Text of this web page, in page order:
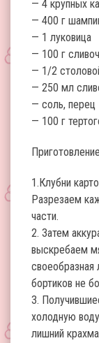
— 4 крупных
— 400 г
— 1 луковица
— 100 г
— 1/2
— 250 мл
— соль, перец
— 100 г
1.Клубни
Разрезаем
части.
2. Затем
выскребаем
своеобразная
бортиков не
3.
холодную
лишний